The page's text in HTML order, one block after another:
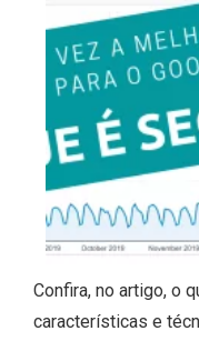
Confira, no artigo, o
características e